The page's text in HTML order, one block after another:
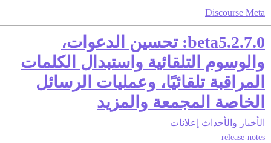
Discourse Meta
2.7.0.beta5: تحسين الدعوات،
والوسوم التلقائية واستبدال الكلمات
المراقبة تلقائيًا، وعمليات الرسائل
الخاصة المجمعة والمزيد
الأخبار والأحداث إعلانات
release-notes